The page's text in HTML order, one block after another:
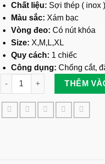
Chất liệu: Sợi thép ( inox )
Màu sắc: Xám bạc
Vòng đeo: Có nút khóa
Size: X,M,L,XL
Quy cách: 1 chiếc
Công dụng: Chống cắt,
Găng Tay Inox Chống Cắt -
THÊM